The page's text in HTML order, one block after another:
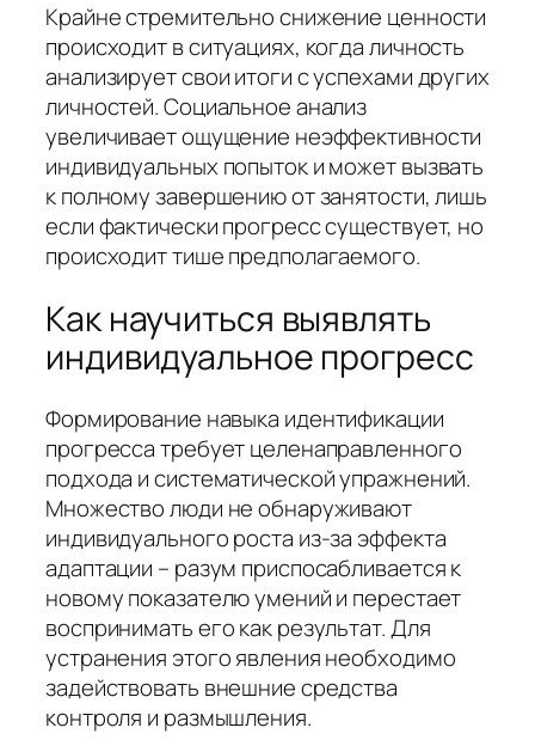
Крайне стремительно снижение ценности
происходит в ситуациях, когда личность
анализирует свои итоги с успехами других
личностей. Социальное анализ
увеличивает ощущение неэффективности
индивидуальных попыток и может вызвать
к полному завершению от занятости, лишь
если фактически прогресс существует, но
происходит тише предполагаемого.
Как научиться выявлять
индивидуальное прогресс
Формирование навыка идентификации
прогресса требует целенаправленного
подхода и систематической упражнений.
Множество люди не обнаруживают
индивидуального роста из-за эффекта
адаптации – разум приспосабливается к
новому показателю умений и перестает
воспринимать его как результат. Для
устранения этого явления необходимо
задействовать внешние средства
контроля и размышления.